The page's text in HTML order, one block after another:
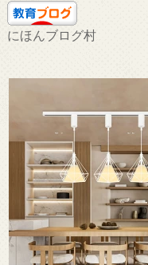
にほんブログ村